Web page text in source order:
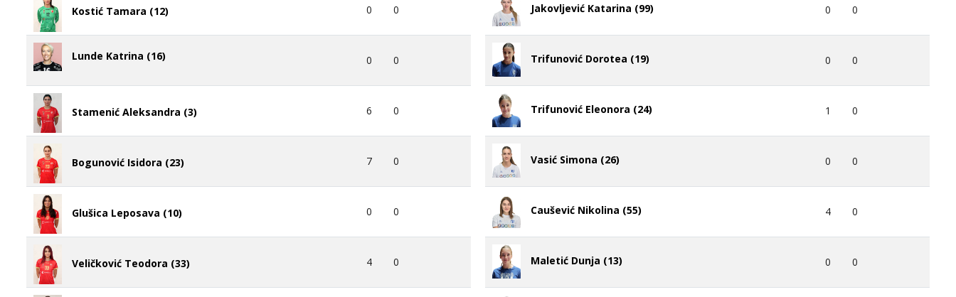
Kostić Tamara (12) 0 0
Lunde Katrina (16) 0 0
Stamenić Aleksandra (3) 6 0
Bogunović Isidora (23) 7 0
Glušica Leposava (10) 0 0
Veličković Teodora (33) 4 0
Jakovljević Katarina (99) 0 0
Trifunović Dorotea (19) 0 0
Trifunović Eleonora (24) 1 0
Vasić Simona (26) 0 0
Caušević Nikolina (55) 4 0
Maletić Dunja (13) 0 0